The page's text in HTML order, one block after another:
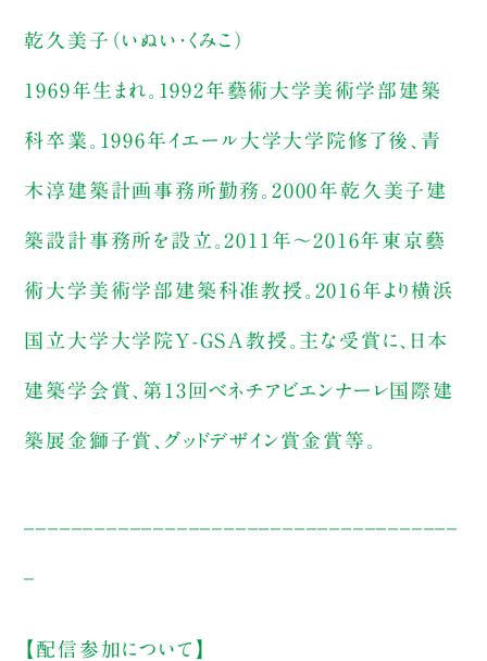
乾久美子（いぬい・くみこ）
1969年生まれ。1992年藝術大学美術学部建築
科卒業。1996年イエール大学大学院修了後、青
木淳建築計画事務所勤務。2000年乾久美子建
築設計事務所を設立。2011年〜2016年東京藝
術大学美術学部建築科准教授。2016年より横浜
国立大学大学院Y-GSA教授。主な受賞に、日本
建築学会賞、第13回ベネチアビエンナーレ国際建
築展金獅子賞、グッドデザイン賞金賞等。
【配信参加について】